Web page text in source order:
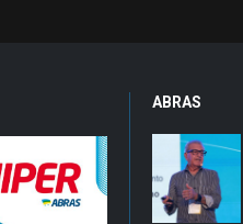
ABRAS